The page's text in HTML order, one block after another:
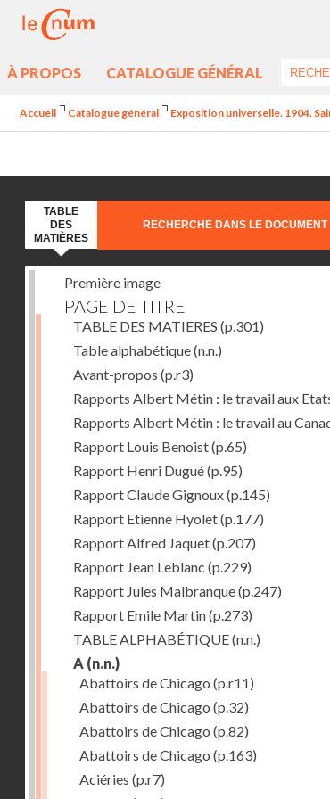
À PROPOS CATALOGUE GÉNÉRAL
Accueil Catalogue général Exposition universelle. 1904.
TABLE
DES
MATIÈRES
RECHERCHE DANS LE DOCUMENT
Première image
PAGE DE TITRE
TABLE DES MATIERES (p.301)
Table alphabétique(n.n.)
Avant-propos (p.r3)
Rapports Albert Métin : le travail aux
Rapports Albert Métin : le travail au
Rapport Louis Benoist(p.65)
Rapport Henri Dugué(p.95)
Rapport Claude Gignoux(p.145)
Rapport Etienne Hyolet(p.177)
Rapport Alfred Jaquet(p.207)
Rapport Jean Leblanc (p.229)
Rapport Jules Malbranque(p.247)
Rapport Emile Martin(p.273)
TABLE ALPHABÉTIQUE(n.n.)
A (n.n.)
Abattoirs de Chicago (p.r11)
Abattoirs de Chicago (p.32)
Abattoirs de Chicago (p.82)
Abattoirs de Chicago (p.163)
Aciéries (p.r7)